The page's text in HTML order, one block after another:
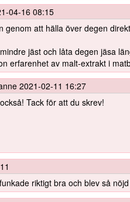
04-16 08:15
genom att hälla över degen
jäst och låta degen jäsa
erfarenhet av malt-extrakt i
2021-02-11 16:27
Tack för att du skrev!
riktigt bra och blev så